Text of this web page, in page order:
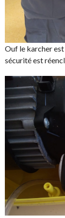
Ouf le karcher est
sécurité est